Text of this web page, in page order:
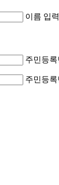
이름 입력
주민등
주민등